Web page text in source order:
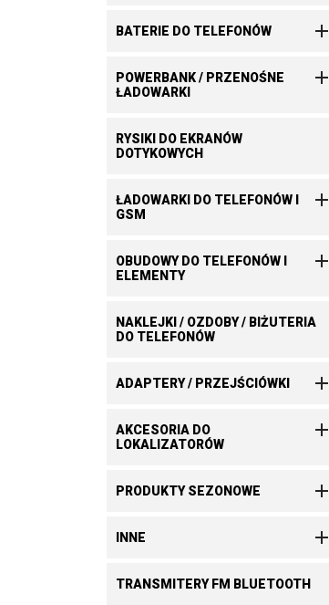
BATERIE DO TELEFONÓW 
POWERBANK / PRZENOŚNE
ŁADOWARKI

RYSIKI DO EKRANÓW
DOTYKOWYCH
ŁADOWARKI DO TELEFONÓW I
GSM

OBUDOWY DO TELEFONÓW I
ELEMENTY

NAKLEJKI / OZDOBY / BIŻUTERIA
DO TELEFONÓW
ADAPTERY / PRZEJŚCIÓWKI 
AKCESORIA DO
LOKALIZATORÓW

PRODUKTY SEZONOWE 
INNE 
TRANSMITERY FM BLUETOOTH